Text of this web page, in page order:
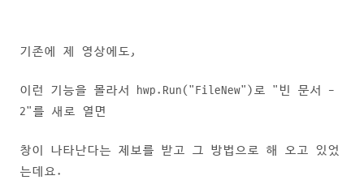
기존에 제 영상에도,
이런 기능을 몰라서 hwp.Run("FileNew")로 "빈 문서 -
2"를 새로 열면
창이 나타난다는 제보를 받고 그 방법으로 해 오고 있었
는데요.